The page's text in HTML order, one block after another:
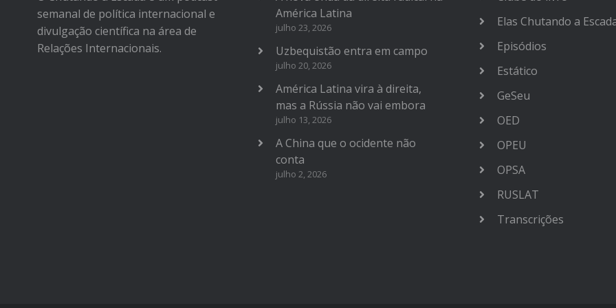
semanal de política internacional e
divulgação científica na área de
Relações Internacionais.
América Latina
julho 23, 2026
Uzbequistão entra em campo
julho 20, 2026
América Latina vira à direita,
mas a Rússia não vai embora
julho 13, 2026
A China que o ocidente não
conta
julho 2, 2026
Elas Chutando a
Episódios
Estático
GeSeu
OED
OPEU
OPSA
RUSLAT
Transcrições